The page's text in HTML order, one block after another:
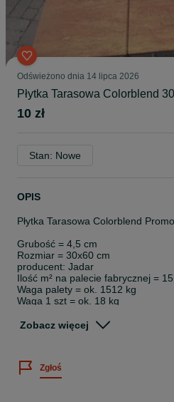
Odświeżono dnia 14 lipca 2026
Płytka Tarasowa Colorblend
10 zł
Stan: Nowe
OPIS
Płytka Tarasowa Colorblend
Grubość = 4,5 cm
Rozmiar = 30x60 cm
producent: Jadar
Ilość m² na palecie fabrycznej =
Waga palety = ok. 1512 kg
Waga 1 szt = ok. 18 kg
Dostępna ilość: ok 7000 szt ( F/W)
Wadą towaru mogą być delikatne
Zobacz więcej
Zgłoś